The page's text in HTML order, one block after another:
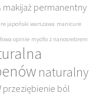
makijaż permanentny
japoński warszawa manicure
opinie mydło z nanosrebrem
naturalny
przeziębienie ból